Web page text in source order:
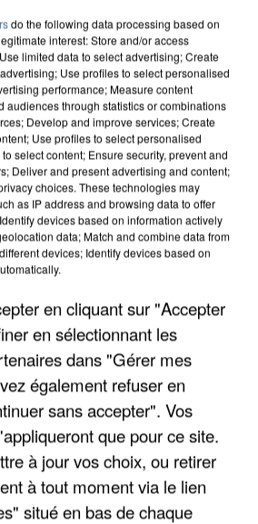
SONT...
do the following data processing based on
interest: Store and/or access
limited data to select advertising; Create
Use profiles to select personalised
performance; Measure content
audiences through statistics or combinations
Develop and improve services; Create
Use profiles to select personalised
select content; Ensure security, prevent and
Deliver and present advertising and content;
choices. These technologies may
as IP address and browsing data to offer
devices based on information actively
data; Match and combine data from
devices; Identify devices based on
en cliquant sur "Accepter
en sélectionnant les
dans "Gérer mes
également refuser en
sans accepter". Vos
que pour ce site.
à jour vos choix, ou retirer
à tout moment via le lien
situé en bas de chaque